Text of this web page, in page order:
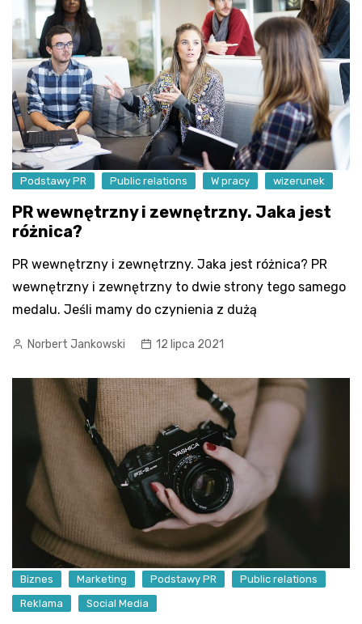
Podstawy PR Public relations W pracy wizerunek
PR wewnętrzny i zewnętrzny. Jaka jest
różnica?
PR wewnętrzny i zewnętrzny. Jaka jest różnica? PR
wewnętrzny i zewnętrzny to dwie strony tego samego
medalu. Jeśli mamy do czynienia z dużą
Norbert Jankowski 12 lipca 2021
Biznes Marketing Podstawy PR
Public relations
Reklama
Social Media